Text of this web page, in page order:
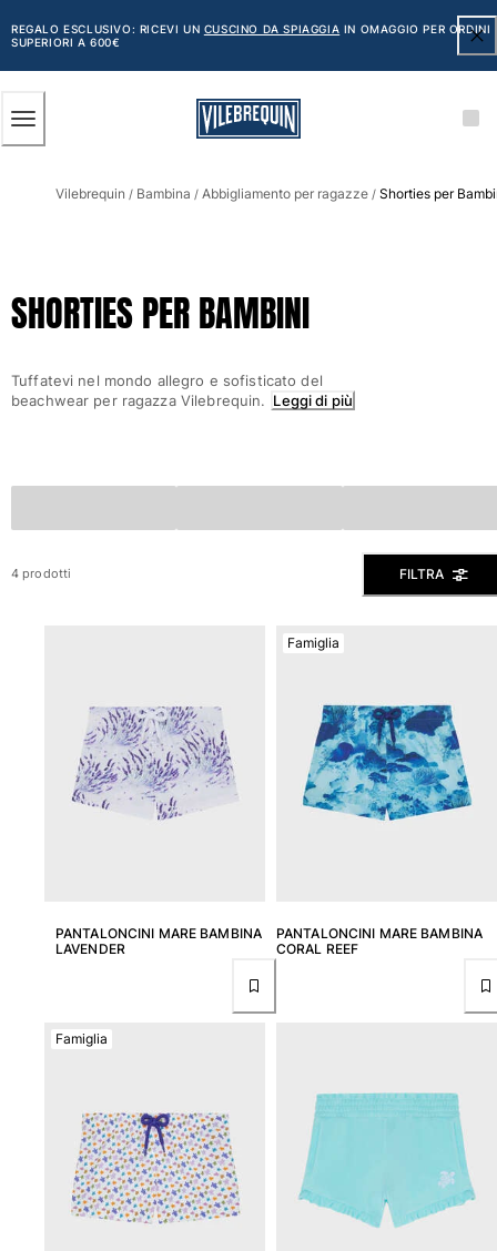
AL
CONTENUTO
PRINCIPALE
REGALO ESCLUSIVO: RICEVI UN CUSCINO DA SPIAGGIA IN OMAGGIO PER ORDINI
SUPERIORI A 600€
Vedi tutti i Uomo
Classico
Ricamati Edizione Numerata
Bermuda
Pullover e Cardigan
Capispalla
Pantaloni
Taglie forti
Donna
Costumi da bagno
Bikinis
Intero
Tops
Vilebrequin / Bambina / Abbigliamento per ragazze / Shorties per
SHORTIES PER BAMBINI
Tuffatevi nel mondo allegro e sofisticato del
beachwear per ragazza Vilebrequin. Leggi di più
4 prodotti FILTRA
PANTALONCINI MARE BAMBINA
LAVENDER
PANTALONCINI MARE BAMBINA
CORAL REEF
Famiglia
Famiglia